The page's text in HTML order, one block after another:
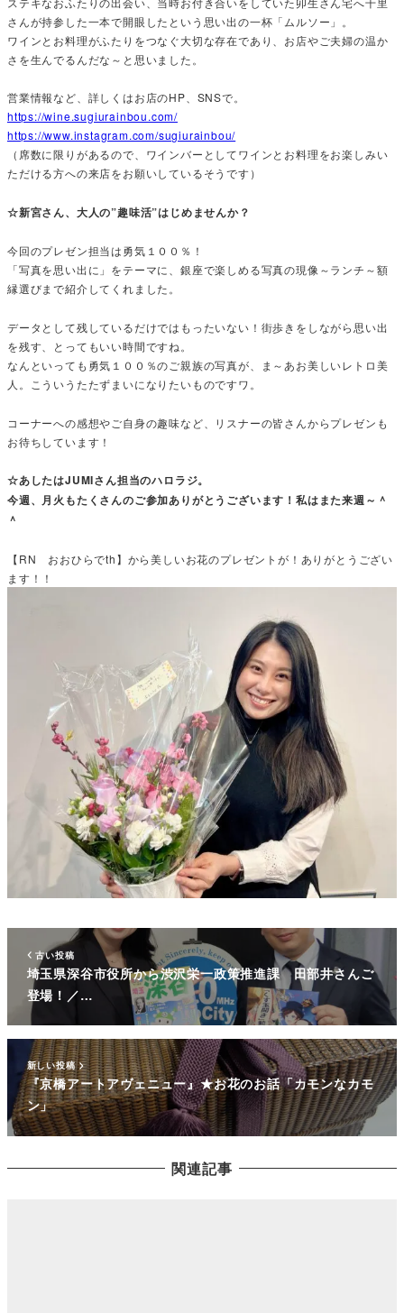
さんが持参した一本で開眼したという思い出の一杯「ムルソー」。
ワインとお料理がふたりをつなぐ大切な存在であり、お店やご夫婦の温か
さを生んでるんだな～と思いました。
営業情報など、詳しくはお店のHP、SNSで。
https://wine.sugiurainbou.com/
https://www.instagram.com/sugiurainbou/
（席数に限りがあるので、ワインバーとしてワインとお料理をお楽しみい
ただける方への来店をお願いしているそうです）
☆新宮さん、大人の”趣味活”はじめませんか？
今回のプレゼン担当は勇気１００％！
「写真を思い出に」をテーマに、銀座で楽しめる写真の現像～ランチ～額
縁選びまで紹介してくれました。
データとして残しているだけではもったいない！街歩きをしながら思い出
を残す、とってもいい時間ですね。
なんといっても勇気１００％のご親族の写真が、ま～あお美しいレトロ美
人。こういうたたずまいになりたいものですワ。
コーナーへの感想やご自身の趣味など、リスナーの皆さんからプレゼンも
お待ちしています！
☆あしたはJUMIさん担当のハロラジ。
今週、月火もたくさんのご参加ありがとうございます！私はまた来週～＾
＾
【RN おおひらでth】から美しいお花のプレゼントが！ありがとうござい
ます！！
古い投稿
埼玉県深谷市役所から渋沢栄一政策推進課 田部井さんご
登場！／…
新しい投稿
『京橋アートアヴェニュー』★お花のお話「カモンなカモ
ン」
関連記事